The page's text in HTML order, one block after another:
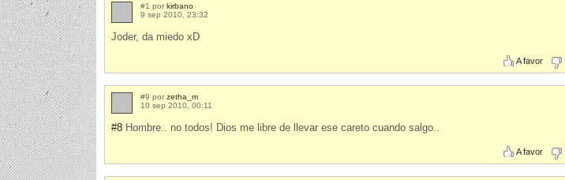
#1 por kirbano
9 sep 2010, 23:32
Joder, da miedo xD
A favor
#9 por zetha_m
10 sep 2010, 00:11
#8 Hombre.. no todos! Dios me libre de llevar ese careto cuando salgo..
A favor